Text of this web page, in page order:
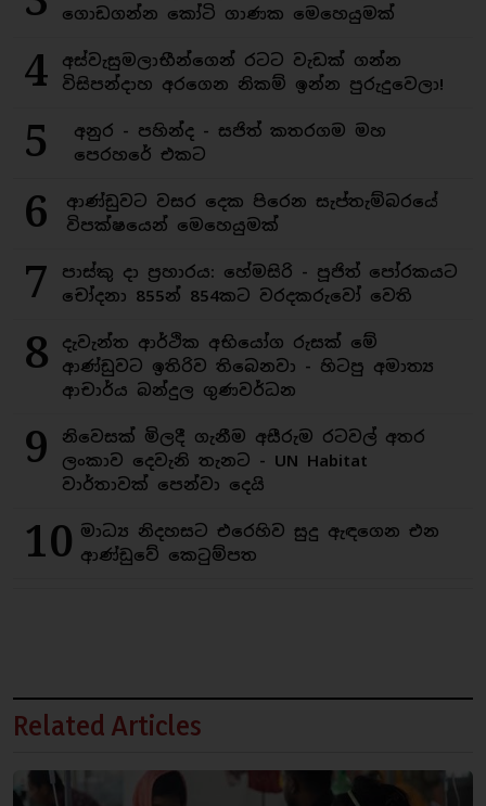
ගොඩගන්න කෝටි ගාණක මෙහෙයුමක්
4
අස්වැසුමලාභීන්ගෙන් රටට වැඩක් ගන්න
විසිපන්දාහ අරගෙන නිකම් ඉන්න පුරුදුවෙලා!
5
අනුර - පහින්ද - සජිත් කතරගම මහ
පෙරහරේ එකට
6
ආණ්ඩුවට වසර දෙක පිරෙන සැප්තැම්බරයේ
විපක්ෂයෙන් මෙහෙයුමක්
7
පාස්කු දා ප්‍රහාරය: හේමසිරි - පූජිත් පෝරකයට
චෝදනා 855න් 854කට වරදකරුවෝ වෙති
8
දැවැන්ත ආර්ථික අභියෝග රුසක් මේ
ආණ්ඩුවට ඉතිරිව තිබෙනවා - හිටපු අමාත්‍ය
ආචාර්ය බන්දුල ගුණවර්ධන
9
නිවෙසක් මිලදී ගැනීම අසීරුම රටවල් අතර
ලංකාව දෙවැනි තැනට - UN Habitat
වාර්තාවක් පෙන්වා දෙයි
10 මාධ්‍ය නිදහසට එරෙහිව සුදු ඇඳගෙන එන
ආණ්ඩුවේ කෙටුම්පත
Related Articles